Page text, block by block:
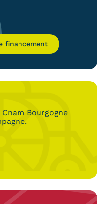
financement
Bourgogne